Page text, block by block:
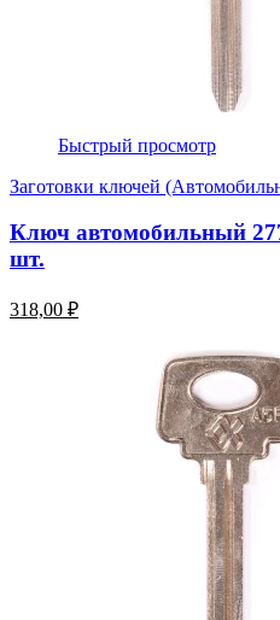
Быстрый просмотр
Заготовки ключей
Ключ автомобильный
шт.
318,00 ₽